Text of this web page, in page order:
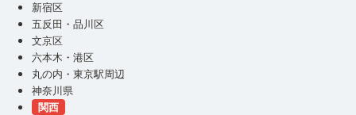
新宿区
五反田・品川区
文京区
六本木・港区
丸の内・東京駅周辺
神奈川県
関西